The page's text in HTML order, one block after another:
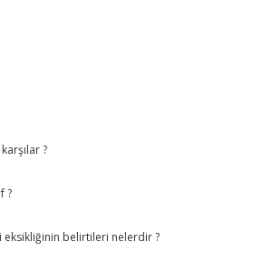
?
?
eksikliğinin belirtileri nelerdir ?